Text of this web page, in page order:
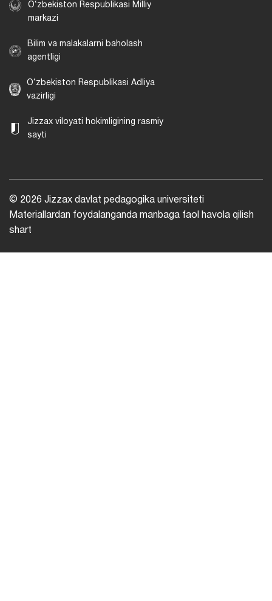
O‘zbekiston Respublikasi Milliy
markazi
Bilim va malakalarni baholash
agentligi
O‘zbekiston Respublikasi Adliya
vazirligi
Jizzax viloyati hokimligining rasmiy
sayti
© 2026 Jizzax davlat pedagogika universiteti
Materiallardan foydalanganda manbaga faol havola qilish
shart